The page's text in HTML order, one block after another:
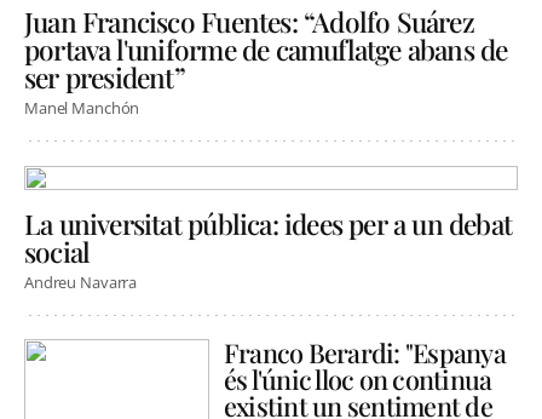
Juan Francisco Fuentes: “Adolfo Suárez
portava l'uniforme de camuflatge abans de
ser president”
Manel Manchón
La universitat pública: idees per a un debat
social
Andreu Navarra
Franco Berardi: "Espanya
és l'únic lloc on continua
existint un sentiment de